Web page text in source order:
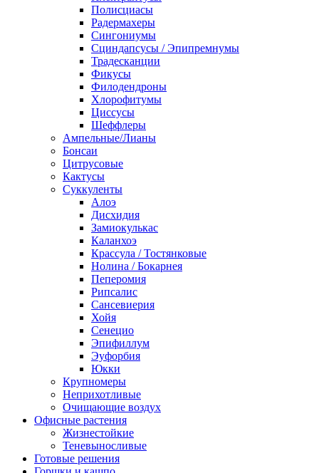
Полисциасы
Радермахеры
Сингониумы
Сциндапсусы / Эпипремнумы
Традесканции
Фикусы
Филодендроны
Хлорофитумы
Циссусы
Шеффлеры
Ампельные/Лианы
Бонсаи
Цитрусовые
Кактусы
Суккуленты
Алоэ
Дисхидия
Замиокулькас
Каланхоэ
Крассула / Тостянковые
Нолина / Бокарнея
Пеперомия
Рипсалис
Сансевиерия
Хойя
Сенецио
Эпифиллум
Эуфорбия
Юкки
Крупномеры
Неприхотливые
Очищающие воздух
Офисные растения
Жизнестойкие
Теневыносливые
Готовые решения